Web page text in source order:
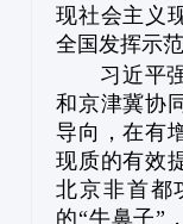
现社会主义
全国发挥示范
习近平
和京津冀协
导向，在有
现质的有效
北京非首都
的“牛鼻子”